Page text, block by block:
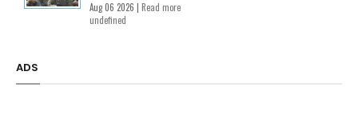
Aug 06 2026 | Read more
undefined
ADS